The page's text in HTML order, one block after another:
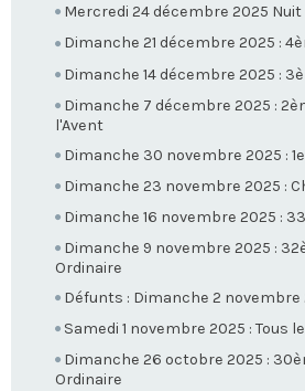
Mercredi 24 décembre 2025 Nuit
Dimanche 21 décembre 2025 :
Dimanche 14 décembre 2025 :
Dimanche 7 décembre 2025 :
l'Avent
Dimanche 30 novembre 2025 :
Dimanche 23 novembre 2025 :
Dimanche 16 novembre 2025 :
Dimanche 9 novembre 2025 :
Ordinaire
Défunts : Dimanche 2 novembre
Samedi 1 novembre 2025 : Tous
Dimanche 26 octobre 2025 :
Ordinaire